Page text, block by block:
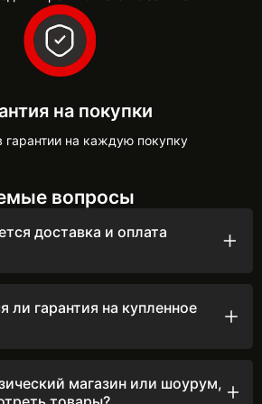
на покупки
гарантии на каждую покупку
вопросы
доставка и оплата
ли гарантия на купленное
её до 24 месяцев, чтобы вы могли
магазин или шоурум,